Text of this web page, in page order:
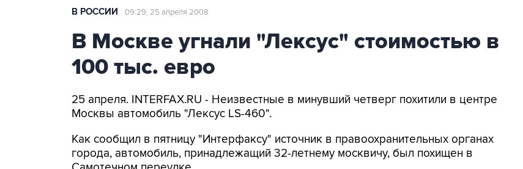
В РОССИИ 09:29, 25 апреля 2008
В Москве угнали "Лексус" стоимостью в
100 тыс. евро
25 апреля. INTERFAX.RU - Неизвестные в минувший четверг похитили в центре
Москвы автомобиль "Лексус LS-460".
Как сообщил в пятницу "Интерфаксу" источник в правоохранительных органах
города, автомобиль, принадлежащий 32-летнему москвичу, был похищен в